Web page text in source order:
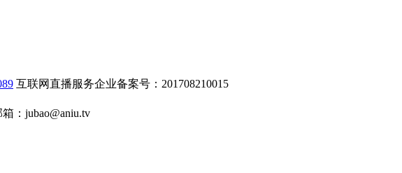
互联网直播服务企业备案号：201708210015
： jubao@aniu.tv